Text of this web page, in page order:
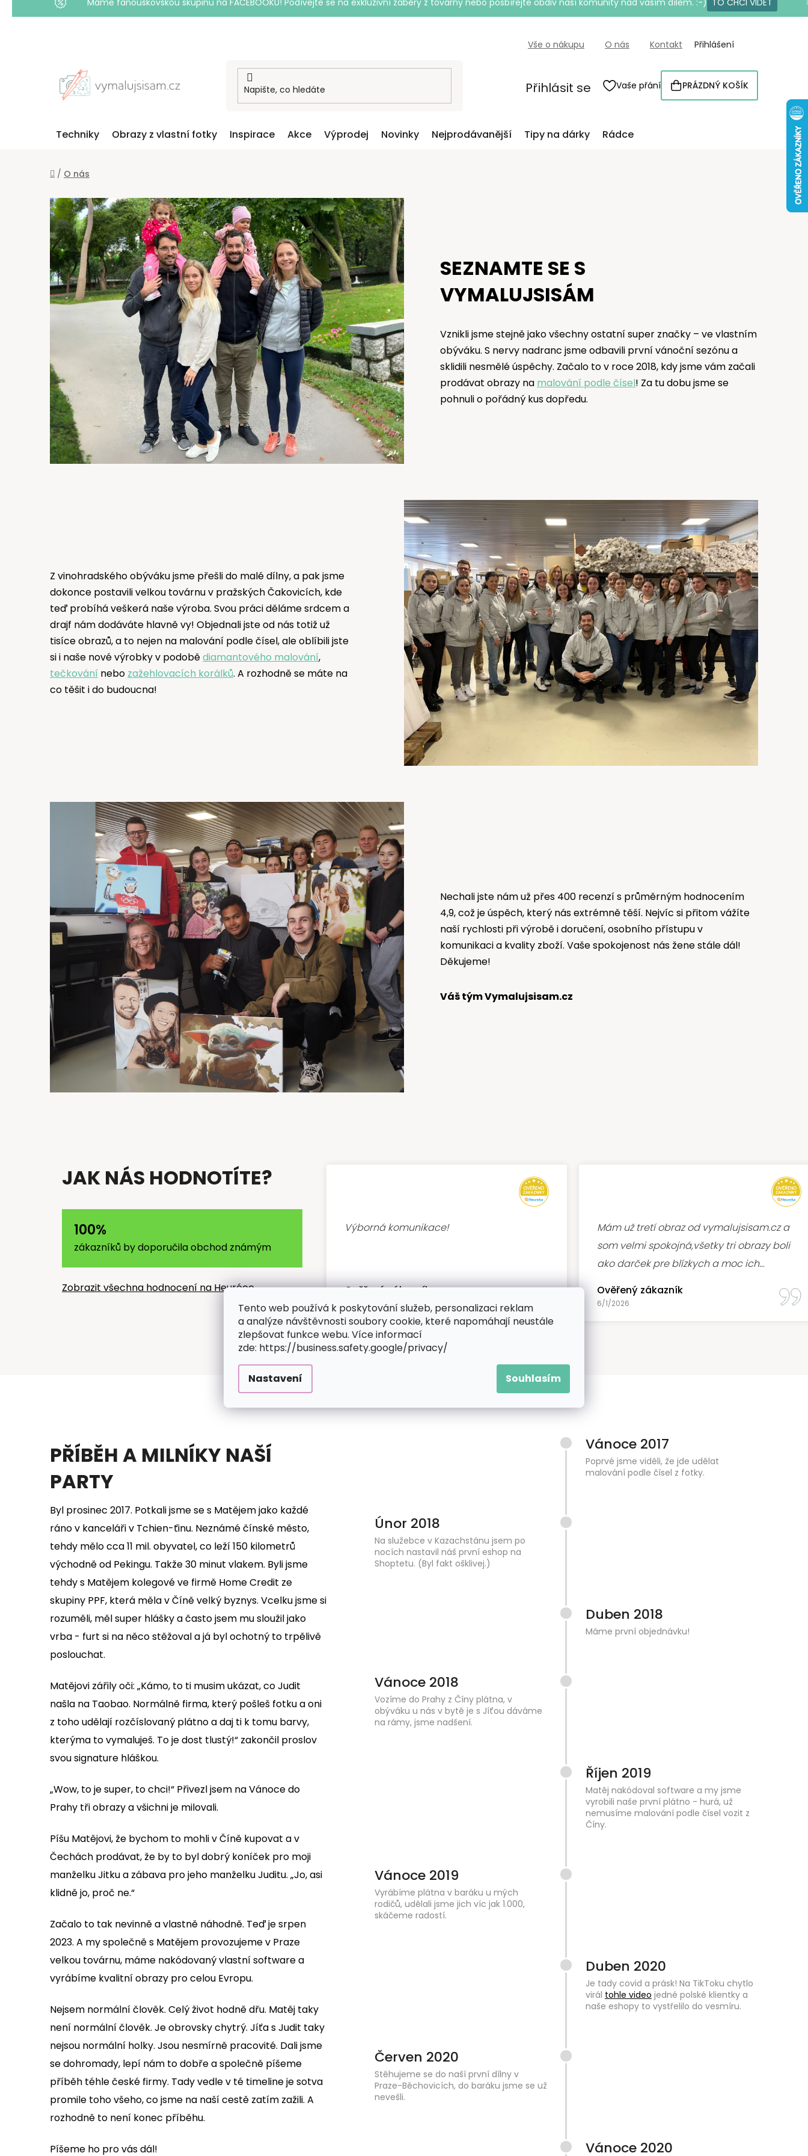
Tento web používá k poskytování služeb, personalizaci reklam
a analýze návštěvnosti soubory cookie, které napomáhají neustále
zlepšovat funkce webu. Více informací
zde: https://business.safety.google/privacy/
Nastavení Souhlasím
Máme fanouškovskou skupinu na FACEBOOKU! Podívejte se na exkluzivní záběry z továrny nebo posbírejte obdiv naší komunity nad vaším dílem. :-) TO CHCI VIDĚT
Vše o nákupu O nás Kontakt Přihlášení
Přihlásit se Vaše přání
NÁKUPNÍ
KOŠÍK
PRÁZDNÝ KOŠÍK
Techniky Obrazy z vlastní fotky Inspirace Akce Výprodej Novinky Nejprodávanější Tipy na dárky Rádce
Domů
/ O nás
SEZNAMTE SE S
VYMALUJSISÁM
Vznikli jsme stejně jako všechny ostatní super značky – ve vlastním
obýváku. S nervy nadranc jsme odbavili první vánoční sezónu a
sklidili nesmělé úspěchy. Začalo to v roce 2018, kdy jsme vám začali
prodávat obrazy na malování podle čísel! Za tu dobu jsme se
pohnuli o pořádný kus dopředu.
Z vinohradského obýváku jsme přešli do malé dílny, a pak jsme
dokonce postavili velkou továrnu v pražských Čakovicích, kde
teď probíhá veškerá naše výroba. Svou práci děláme srdcem a
drajf nám dodáváte hlavně vy! Objednali jste od nás totiž už
tisíce obrazů, a to nejen na malování podle čísel, ale oblíbili jste
si i naše nové výrobky v podobědiamantového malování,
tečkování nebo zažehlovacích korálků. A rozhodně se máte na
co těšit i do budoucna!
Nechali jste nám už přes 400 recenzí s průměrným hodnocením
4,9, což je úspěch, který nás extrémně těší. Nejvíc si přitom vážíte
naší rychlosti při výrobě i doručení, osobního přístupu v
komunikaci a kvality zboží. Vaše spokojenost nás žene stále dál!
Děkujeme!
Váš tým Vymalujsisam.cz
JAK NÁS HODNOTÍTE?
100%
zákazníků by doporučila obchod známým
Zobrazit všechna hodnocení na Heuréce
Výborná komunikace!
Ověřený zákazník
6/29/2026
Mám už tretí obraz od vymalujsisam.cz a
som velmi spokojná,všetky tri obrazy boli
ako darček pre blízkych a moc ich
schvalenie,ďakujem :)
Ověřený zákazník
6/1/2026
PŘÍBĚH A MILNÍKY NAŠÍ
PARTY
Byl prosinec 2017. Potkali jsme se s Matějem jako každé
ráno v kanceláři v Tchien-ťinu. Neznámé čínské město,
tehdy mělo cca 11 mil. obyvatel, co leží 150 kilometrů
východně od Pekingu. Takže 30 minut vlakem. Byli jsme
tehdy s Matějem kolegové ve firmě Home Credit ze
skupiny PPF, která měla v Číně velký byznys. Vcelku jsme si
rozuměli, měl super hlášky a často jsem mu sloužil jako
vrba - furt si na něco stěžoval a já byl ochotný to trpělivě
poslouchat.
Matějovi zářily oči: „Kámo, to ti musim ukázat, co Judit
našla na Taobao. Normálně firma, který pošleš fotku a oni
z toho udělají rozčíslovaný plátno a daj ti k tomu barvy,
kterýma to vymaluješ. To je dost tlustý!“ zakončil proslov
svou signature hláškou.
„Wow, to je super, to chci!“ Přivezl jsem na Vánoce do
Prahy tři obrazy a všichni je milovali.
Píšu Matějovi, že bychom to mohli v Číně kupovat a v
Čechách prodávat, že by to byl dobrý koníček pro moji
manželku Jitku a zábava pro jeho manželku Juditu. „Jo, asi
klidně jo, proč ne.“
Začalo to tak nevinně a vlastně náhodně. Teď je srpen
2023. A my společně s Matějem provozujeme v Praze
velkou továrnu, máme nakódovaný vlastní software a
vyrábíme kvalitní obrazy pro celou Evropu.
Nejsem normální člověk. Celý život hodně dřu. Matěj taky
není normální člověk. Je obrovsky chytrý. Jíťa s Judit taky
nejsou normální holky. Jsou nesmírně pracovité. Dali jsme
se dohromady, lepí nám to dobře a společně píšeme
příběh téhle české firmy. Tady vedle v té timeline je sotva
promile toho všeho, co jsme na naší cestě zatím zažili. A
rozhodně to není konec příběhu.
Píšeme ho pro vás dál!
Vánoce 2017
Poprvé jsme viděli, že jde udělat
malování podle čísel z fotky.
Únor 2018
Na služebce v Kazachstánu jsem po
nocích nastavil náš první eshop na
Shoptetu. (Byl fakt ošklivej.)
Duben 2018
Máme první objednávku!
Vánoce 2018
Vozíme do Prahy z Číny plátna, v
obýváku u nás v bytě je s Jíťou dáváme
na rámy, jsme nadšení.
Říjen 2019
Matěj nakódoval software a my jsme
vyrobili naše první plátno - hurá, už
nemusíme malování podle čísel vozit z
Číny.
Vánoce 2019
Vyrábíme plátna v baráku u mých
rodičů, udělali jsme jich víc jak 1.000,
skáčeme radostí.
Duben 2020
Je tady covid a prásk! Na TikToku chytlo
virál tohle video jedné polské klientky a
naše eshopy to vystřelilo do vesmíru.
Červen 2020
Stěhujeme se do naší první dílny v
Praze-Běchovicích, do baráku jsme se už
nevešli.
Vánoce 2020